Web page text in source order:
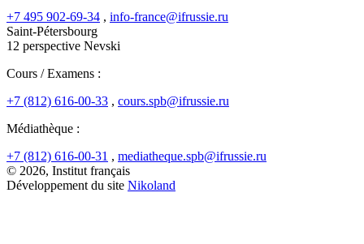
+7 495 902-69-34 , info-france@ifrussie.ru
Saint-Pétersbourg
12 perspective Nevski
Cours / Examens :
+7 (812) 616-00-33 , cours.spb@ifrussie.ru
Médiathèque :
+7 (812) 616-00-31 , mediatheque.spb@ifrussie.ru
© 2026, Institut français
Développement du site Nikoland